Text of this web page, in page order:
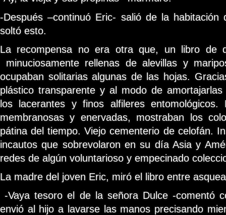
-Después –continuó Eric- salió de la
soltó esto.
La recompensa no era otra que, un libro de
minuciosamente rellenas de alevillas y
ocupaban solitarias algunas de las hojas.
plástico transparente y al modo de
los lacerantes y finos alfileres entomológicos.
membranosas y enervadas, mostraban los
pátina del tiempo. Viejo cementerio de celofán.
incautos que sobrevolaron en su día Asia y
redes de algún voluntarioso y empecinado
La madre del joven Eric, miró el libro entre
-Vaya tesoro el de la señora Dulce -comentó
envió al hijo a lavarse las manos precisando